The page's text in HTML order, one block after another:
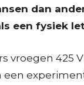
dan
een fysiek
vroegen 425
een